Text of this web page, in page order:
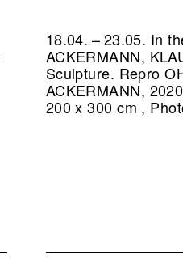
18.04. – 23.05. In
ACKERMANN,
Sculpture. Repro
ACKERMANN,
200 x 300 cm ,